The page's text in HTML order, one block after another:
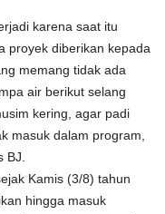
karena saat itu
proyek diberikan kepada
memang tidak ada
air berikut selang
kering, agar padi
masuk dalam program,
BJ.
Kamis (3/8) tahun
hingga masuk